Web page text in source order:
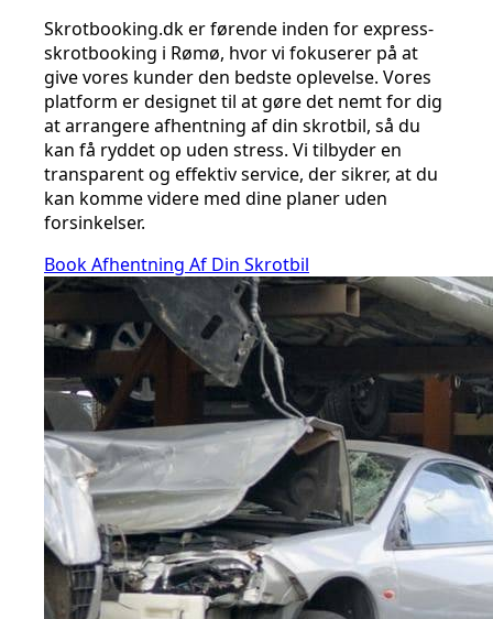
Skrotbooking.dk er førende inden for express-
skrotbooking i Rømø, hvor vi fokuserer på at
give vores kunder den bedste oplevelse. Vores
platform er designet til at gøre det nemt for dig
at arrangere afhentning af din skrotbil, så du
kan få ryddet op uden stress. Vi tilbyder en
transparent og effektiv service, der sikrer, at du
kan komme videre med dine planer uden
forsinkelser.
Book Afhentning Af Din Skrotbil